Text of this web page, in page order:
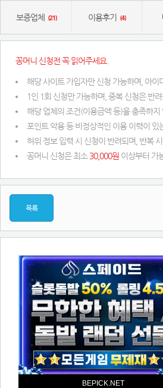
보증업체 (21) 이용후기 (4)
꽁머니 신청전 꼭 읽어주세요.
해당 사이트 가입자만 신청 가능하며, 아
1인 1회 신청만 가능하며, 중복 신청은 반려
해당 업체의 조건(이용금액 등)을 충족하지
포인트 악용 등 비정상적인 이용 이력이 있
허위 정보 입력 시 신청이 반려되며, 반복
꽁머니 신청은 최소 30,000원 이상부터 가
목록
BEPICK.NET